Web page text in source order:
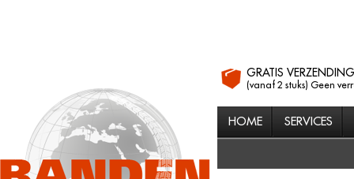
GRATIS VERZENDING
(vanaf 2 stuks) Geen
HOME SERVICES